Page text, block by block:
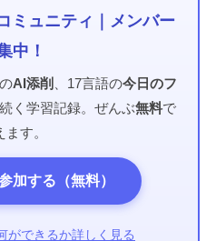
ミュニティ｜メンバー
中！
AI添削 、17言語の今日のフ
く学習記録。ぜんぶ無料で
ます。
加する（無料）
ができるか詳しく見る